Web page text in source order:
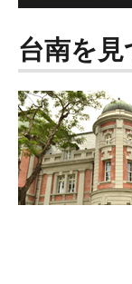
台南を見